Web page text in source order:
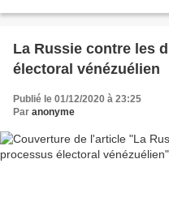
La Russie contre les
électoral vénézuélien
Publié le 01/12/2020 à 23:25
Par anonyme